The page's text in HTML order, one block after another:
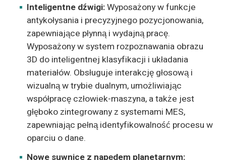
Inteligentne dźwigi:Wyposażony w funkcje
antykołysania i precyzyjnego pozycjonowania,
zapewniające płynną i wydajną pracę.
Wyposażony w system rozpoznawania obrazu
3D do inteligentnej klasyfikacji i układania
materiałów. Obsługuje interakcję głosową i
wizualną w trybie dualnym, umożliwiając
współpracę człowiek-maszyna, a także jest
głęboko zintegrowany z systemami MES,
zapewniając pełną identyfikowalność procesu w
oparciu o dane.
Nowe suwnice z napędem planetarnym: